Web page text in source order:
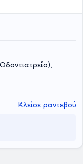
Κλείσε ραντεβού